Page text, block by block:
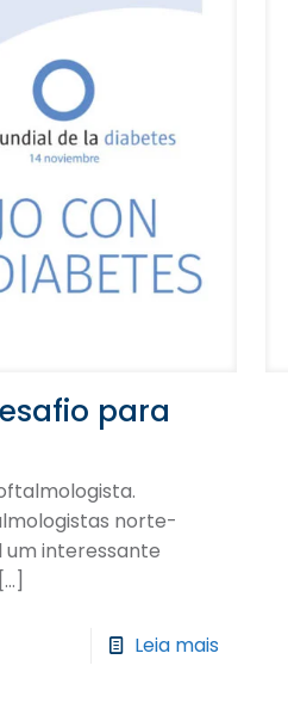
para
norte-
interessante
[…]
Leia mais